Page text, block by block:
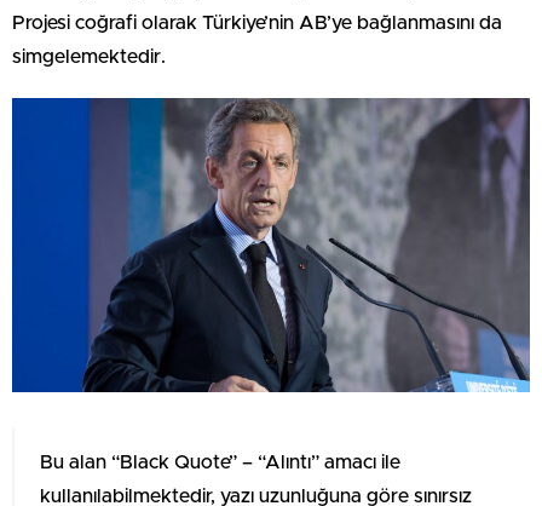
Projesi coğrafi olarak Türkiye’nin AB’ye bağlanmasını da
simgelemektedir.
Bu alan “Black Quote” – “Alıntı” amacı ile
kullanılabilmektedir, yazı uzunluğuna göre sınırsız